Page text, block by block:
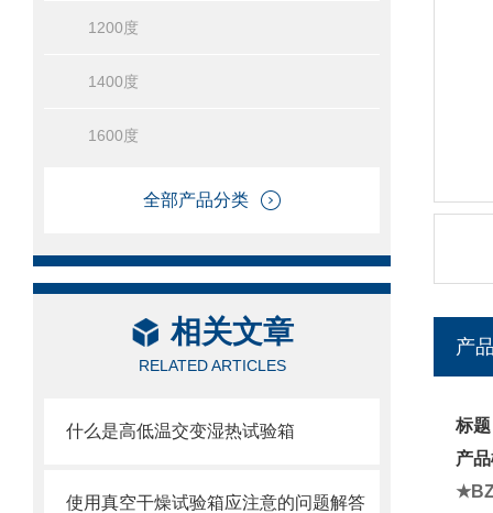
1200度
1400度
1600度
全部产品分类
相关文章
RELATED ARTICLES
什么是高低温交变湿热试验箱
使用真空干燥试验箱应注意的问题解答
产
标
产